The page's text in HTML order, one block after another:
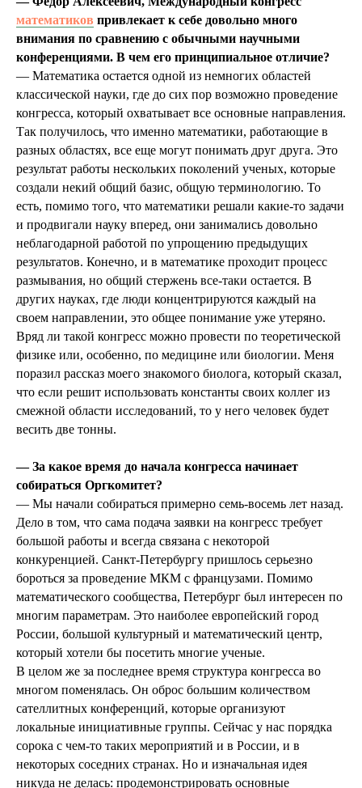
математиков привлекает к себе довольно много
внимания по сравнению с обычными научными
конференциями. В чем его принципиальное отличие?
— Математика остается одной из немногих областей
классической науки, где до сих пор возможно проведение
конгресса, который охватывает все основные направления.
Так получилось, что именно математики, работающие в
разных областях, все еще могут понимать друг друга. Это
результат работы нескольких поколений ученых, которые
создали некий общий базис, общую терминологию. То
есть, помимо того, что математики решали какие-то задачи
и продвигали науку вперед, они занимались довольно
неблагодарной работой по упрощению предыдущих
результатов. Конечно, и в математике проходит процесс
размывания, но общий стержень все-таки остается. В
других науках, где люди концентрируются каждый на
своем направлении, это общее понимание уже утеряно.
Вряд ли такой конгресс можно провести по теоретической
физике или, особенно, по медицине или биологии. Меня
поразил рассказ моего знакомого биолога, который сказал,
что если решит использовать константы своих коллег из
смежной области исследований, то у него человек будет
весить две тонны.
— За какое время до начала конгресса начинает
собираться Оргкомитет?
— Мы начали собираться примерно семь-восемь лет назад.
Дело в том, что сама подача заявки на конгресс требует
большой работы и всегда связана с некоторой
конкуренцией. Санкт-Петербургу пришлось серьезно
бороться за проведение МКМ с французами. Помимо
математического сообщества, Петербург был интересен по
многим параметрам. Это наиболее европейский город
России, большой культурный и математический центр,
который хотели бы посетить многие ученые.
В целом же за последнее время структура конгресса во
многом поменялась. Он оброс большим количеством
сателлитных конференций, которые организуют
локальные инициативные группы. Сейчас у нас порядка
сорока с чем-то таких мероприятий и в России, и в
некоторых соседних странах. Но и изначальная идея
никуда не делась: продемонстрировать основные